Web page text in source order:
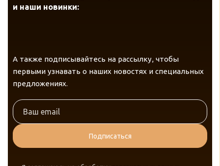
и наши новинки:
А также подписывайтесь на рассылку, чтобы
первыми узнавать о наших новостях и специальных
предложениях.
Подписаться